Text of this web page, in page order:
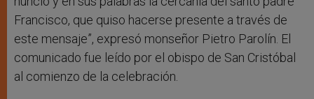
Francisco, que quiso hacerse presente a través de
este mensaje”, expresó monseñor Pietro Parolín. El
comunicado fue leído por el obispo de San Cristóbal
al comienzo de la celebración.